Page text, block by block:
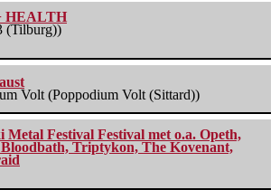
HEALTH
(Tilburg))
Volt (Poppodium Volt (Sittard))
Metal Festival Festival met o.a. Opeth,
Triptykon, The Kovenant,